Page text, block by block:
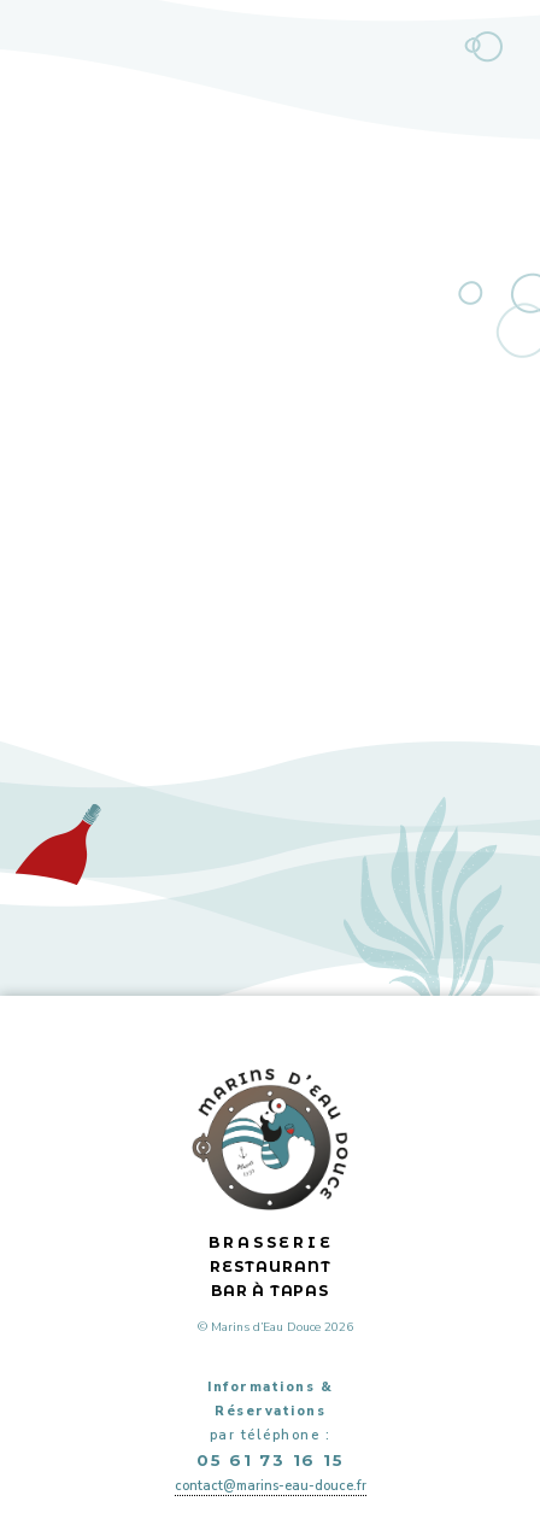
BRASSERIE
RESTAURANT
BAR À TAPAS
© Marins d’Eau Douce 2026
Informations &
Réservations
par téléphone :
05 61 73 16 15
contact@marins-eau-douce.fr